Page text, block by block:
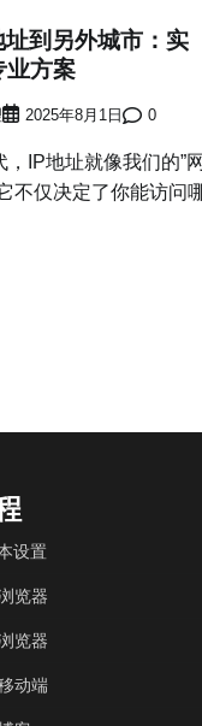
到另外城市：实
业方案
2025年8月1日 0
，IP地址就像我们的”
不仅决定了你能访问
设置
览器
览器
动端